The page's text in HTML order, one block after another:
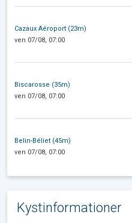
Cazaux Aéroport (23m)
ven 07/08, 07:00
Biscarosse (35m)
ven 07/08, 07:00
Belin-Béliet (45m)
ven 07/08, 07:00
Kystinformationer